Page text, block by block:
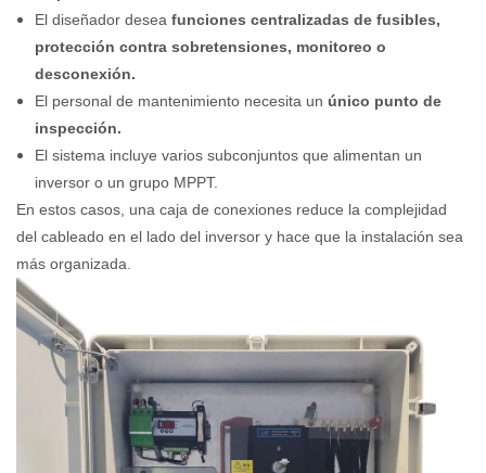
El diseñador desea funciones centralizadas de fusibles,
protección contra sobretensiones, monitoreo o
desconexión.
El personal de mantenimiento necesita un único punto de
inspección.
El sistema incluye varios subconjuntos que alimentan un
inversor o un grupo MPPT.
En estos casos, una caja de conexiones reduce la complejidad
del cableado en el lado del inversor y hace que la instalación sea
más organizada.